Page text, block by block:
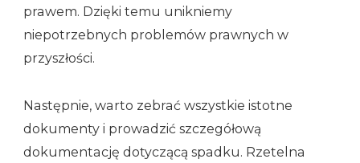
prawem. Dzięki temu unikniemy
niepotrzebnych problemów prawnych w
przyszłości.
Następnie, warto zebrać wszystkie istotne
dokumenty i prowadzić szczegółową
dokumentację dotyczącą spadku. Rzetelna